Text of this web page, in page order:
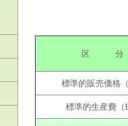
区 分
標準的販売価格
標準的生産費（